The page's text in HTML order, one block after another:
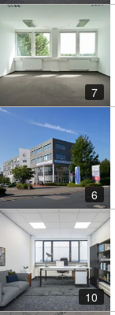
7
6
10